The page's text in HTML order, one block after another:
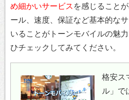
め細かいサービス を感じること
ール、速度、保証など基本的な
いることがトーンモバイルの魅
ひチェックしてみてください。
格安ス
ル」で